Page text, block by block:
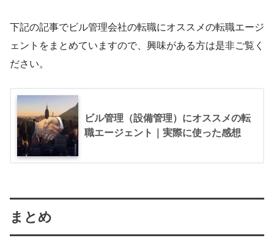
下記の記事でビル管理会社の転職にオススメの転職エージ
ェントをまとめていますので、興味がある方は是非ご覧く
ださい。
ビル管理（設備管理）にオススメの転
職エージェント｜実際に使った感想
まとめ